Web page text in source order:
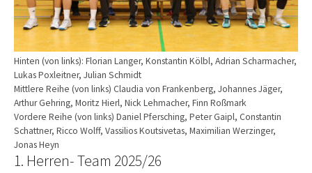
Hinten (von links): Florian Langer, Konstantin Kölbl, Adrian Scharmacher,
Lukas Poxleitner, Julian Schmidt
Mittlere Reihe (von links) Claudia von Frankenberg, Johannes Jäger,
Arthur Gehring, Moritz Hierl, Nick Lehmacher, Finn Roßmark
Vordere Reihe (von links) Daniel Pfersching, Peter Gaipl, Constantin
Schattner, Ricco Wolff, Vassilios Koutsivetas, Maximilian Werzinger,
Jonas Heyn
1. Herren- Team 2025/26